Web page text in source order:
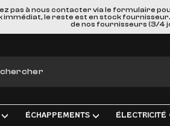
pas à nous contacter via le formulaire
le reste est en stock
de nos fournisseurs (3/4
ÉCHAPPEMENTS ÉLECTRICITÉ